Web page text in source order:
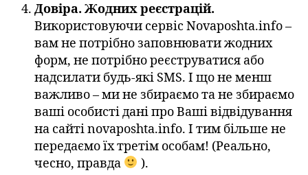
Довіра. Жодних реєстрацій.
Використовуючи сервіс Novaposhta.info –
вам не потрібно заповнювати жодних
форм, не потрібно реєструватися або
надсилати будь-які SMS. І що не менш
важливо – ми не збираємо та не збираємо
ваші особисті дані про Ваші відвідування
на сайті novaposhta.info. І тим більше не
передаємо їх третім особам! (Реально,
чесно, правда
).